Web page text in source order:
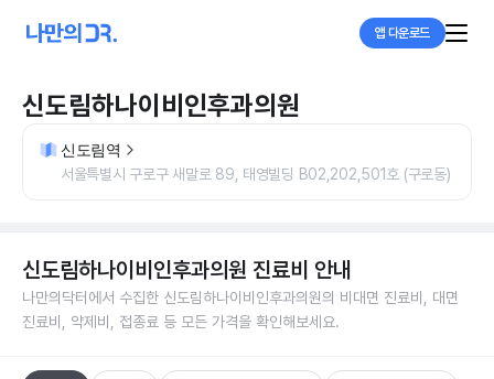
앱 다운로드
신도림하나이비인후과의원
신도림역
서울특별시 구로구 새말로 89, 태영빌딩 B02,202,501호 (구로동)
신도림하나이비인후과의원 진료비 안내
나만의닥터에서 수집한 신도림하나이비인후과의원의 비대면 진료비, 대면
진료비, 약제비, 접종료 등 모든 가격을 확인해보세요.